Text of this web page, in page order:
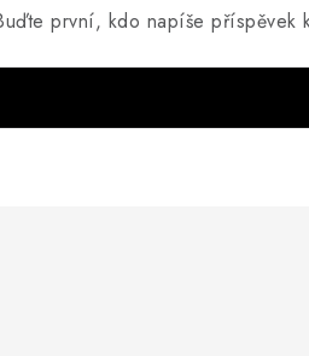
první, kdo napíše příspěvek